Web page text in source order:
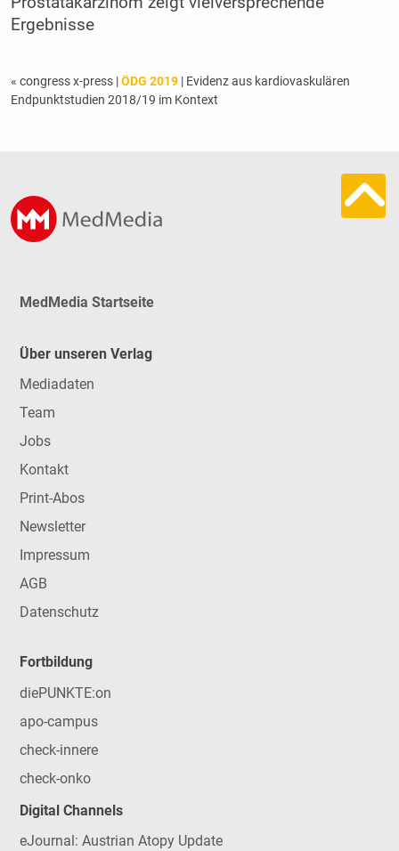
Ergebnisse
« congress x-press |ÖDG 2019| Evidenz aus kardiovaskulären
Endpunktstudien 2018/19 im Kontext
MedMedia Startseite
Über unseren Verlag
Mediadaten
Team
Jobs
Kontakt
Print-Abos
Newsletter
Impressum
AGB
Datenschutz
Fortbildung
diePUNKTE:on
apo-campus
check-innere
check-onko
Digital Channels
eJournal: Austrian Atopy Update